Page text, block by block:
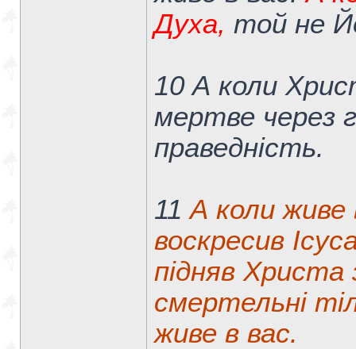
Духа, той не
10 А коли
мертве через
праведність.
11А коли
воскресив
підняв
смертельні
живе в вас.